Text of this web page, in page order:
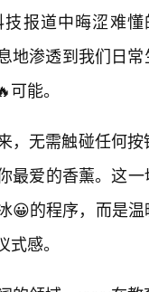
报道中晦涩难
地渗透到我们日
能。
，无需触碰任何
最爱的香薰。这
😀的程序，而是
感。